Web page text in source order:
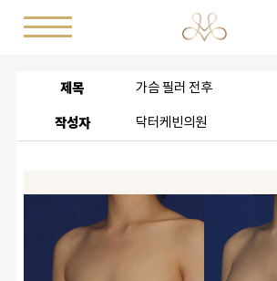
제목 가슴 필러 전후
작성자 닥터케빈의원